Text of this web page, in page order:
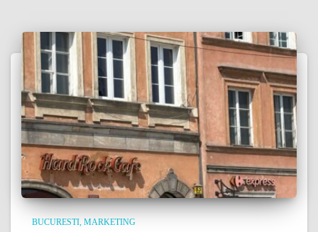
BUCURESTI MARKETING